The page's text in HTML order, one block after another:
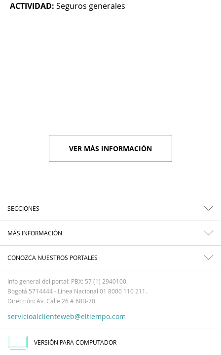
ACTIVIDAD: Seguros generales
VER MÁS INFORMACIÓN
SECCIONES
MÁS INFORMACIÓN
CONOZCA NUESTROS PORTALES
Info general del portal: PBX: 57 (1) 2940100.
Bogotá 5714444 - Línea Nacional 01 8000 110 211.
Dirección: Av. Calle 26 # 68B-70.
servicioalclienteweb@eltiempo.com
VERSIÓN PARA COMPUTADOR